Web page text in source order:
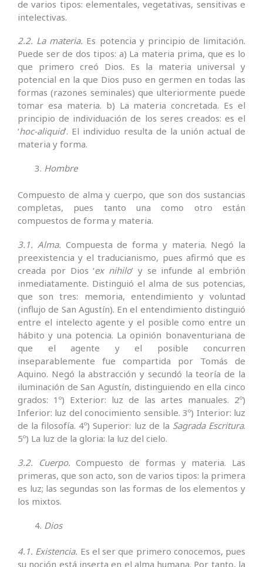
de varios tipos: elementales, vegetativas, sensitivas e
intelectivas.
2.2. La materia. Es potencia y principio de limitación.
Puede ser de dos tipos: a) La materia prima, que es lo
que primero creó Dios. Es la materia universal y
potencial en la que Dios puso en germen en todas las
formas (razones seminales) que ulteriormente puede
tomar esa materia. b) La materia concretada. Es el
principio de individuación de los seres creados: es el
‘hoc-aliquid’. El individuo resulta de la unión actual de
materia y forma.
Hombre
Compuesto de alma y cuerpo, que son dos sustancias
completas, pues tanto una como otro están
compuestos de forma y materia.
3.1. Alma. Compuesta de forma y materia. Negó la
preexistencia y el traducianismo, pues afirmó que es
creada por Dios ‘ex nihilo’ y se infunde al embrión
inmediatamente. Distinguió el alma de sus potencias,
que son tres: memoria, entendimiento y voluntad
(influjo de San Agustín). En el entendimiento distinguió
entre el intelecto agente y el posible como entre un
hábito y una potencia. La opinión bonaventuriana de
que el agente y el posible concurren
inseparablemente fue compartida por Tomás de
Aquino. Negó la abstracción y secundó la teoría de la
iluminación de San Agustín, distinguiendo en ella cinco
grados: 1º) Exterior: luz de las artes manuales. 2º)
Inferior: luz del conocimiento sensible. 3º) Interior: luz
de la filosofía. 4º) Superior: luz de la Sagrada Escritura.
5º) La luz de la gloria: la luz del cielo.
3.2. Cuerpo. Compuesto de formas y materia. Las
primeras, que son acto, son de varios tipos: la primera
es luz; las segundas son las formas de los elementos y
los mixtos.
Dios
4.1. Existencia. Es el ser que primero conocemos, pues
su noción está inserta en el alma humana. Por tanto, la